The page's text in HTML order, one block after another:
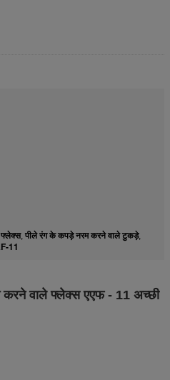
फ्लेक्स, पीले रंग के कपड़े नरम करने वाले टुकड़े,
11
करने वाले फ्लेक्स एएफ - 11 अच्छी